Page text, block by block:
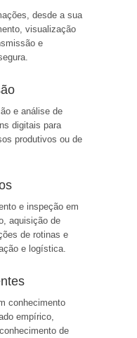
desde a sua
visualização
e
e análise de
digitais para
produtivos ou de
e inspeção em
aquisição de
de rotinas e
e logística.
conhecimento
empírico,
de